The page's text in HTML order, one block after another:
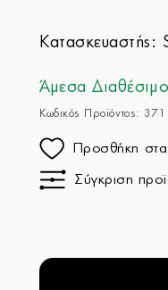
Κατασκευαστής:
Άμεσα Διαθέσιμο
Κωδικός Προϊόντος:
Προσθήκη
Σύγκριση